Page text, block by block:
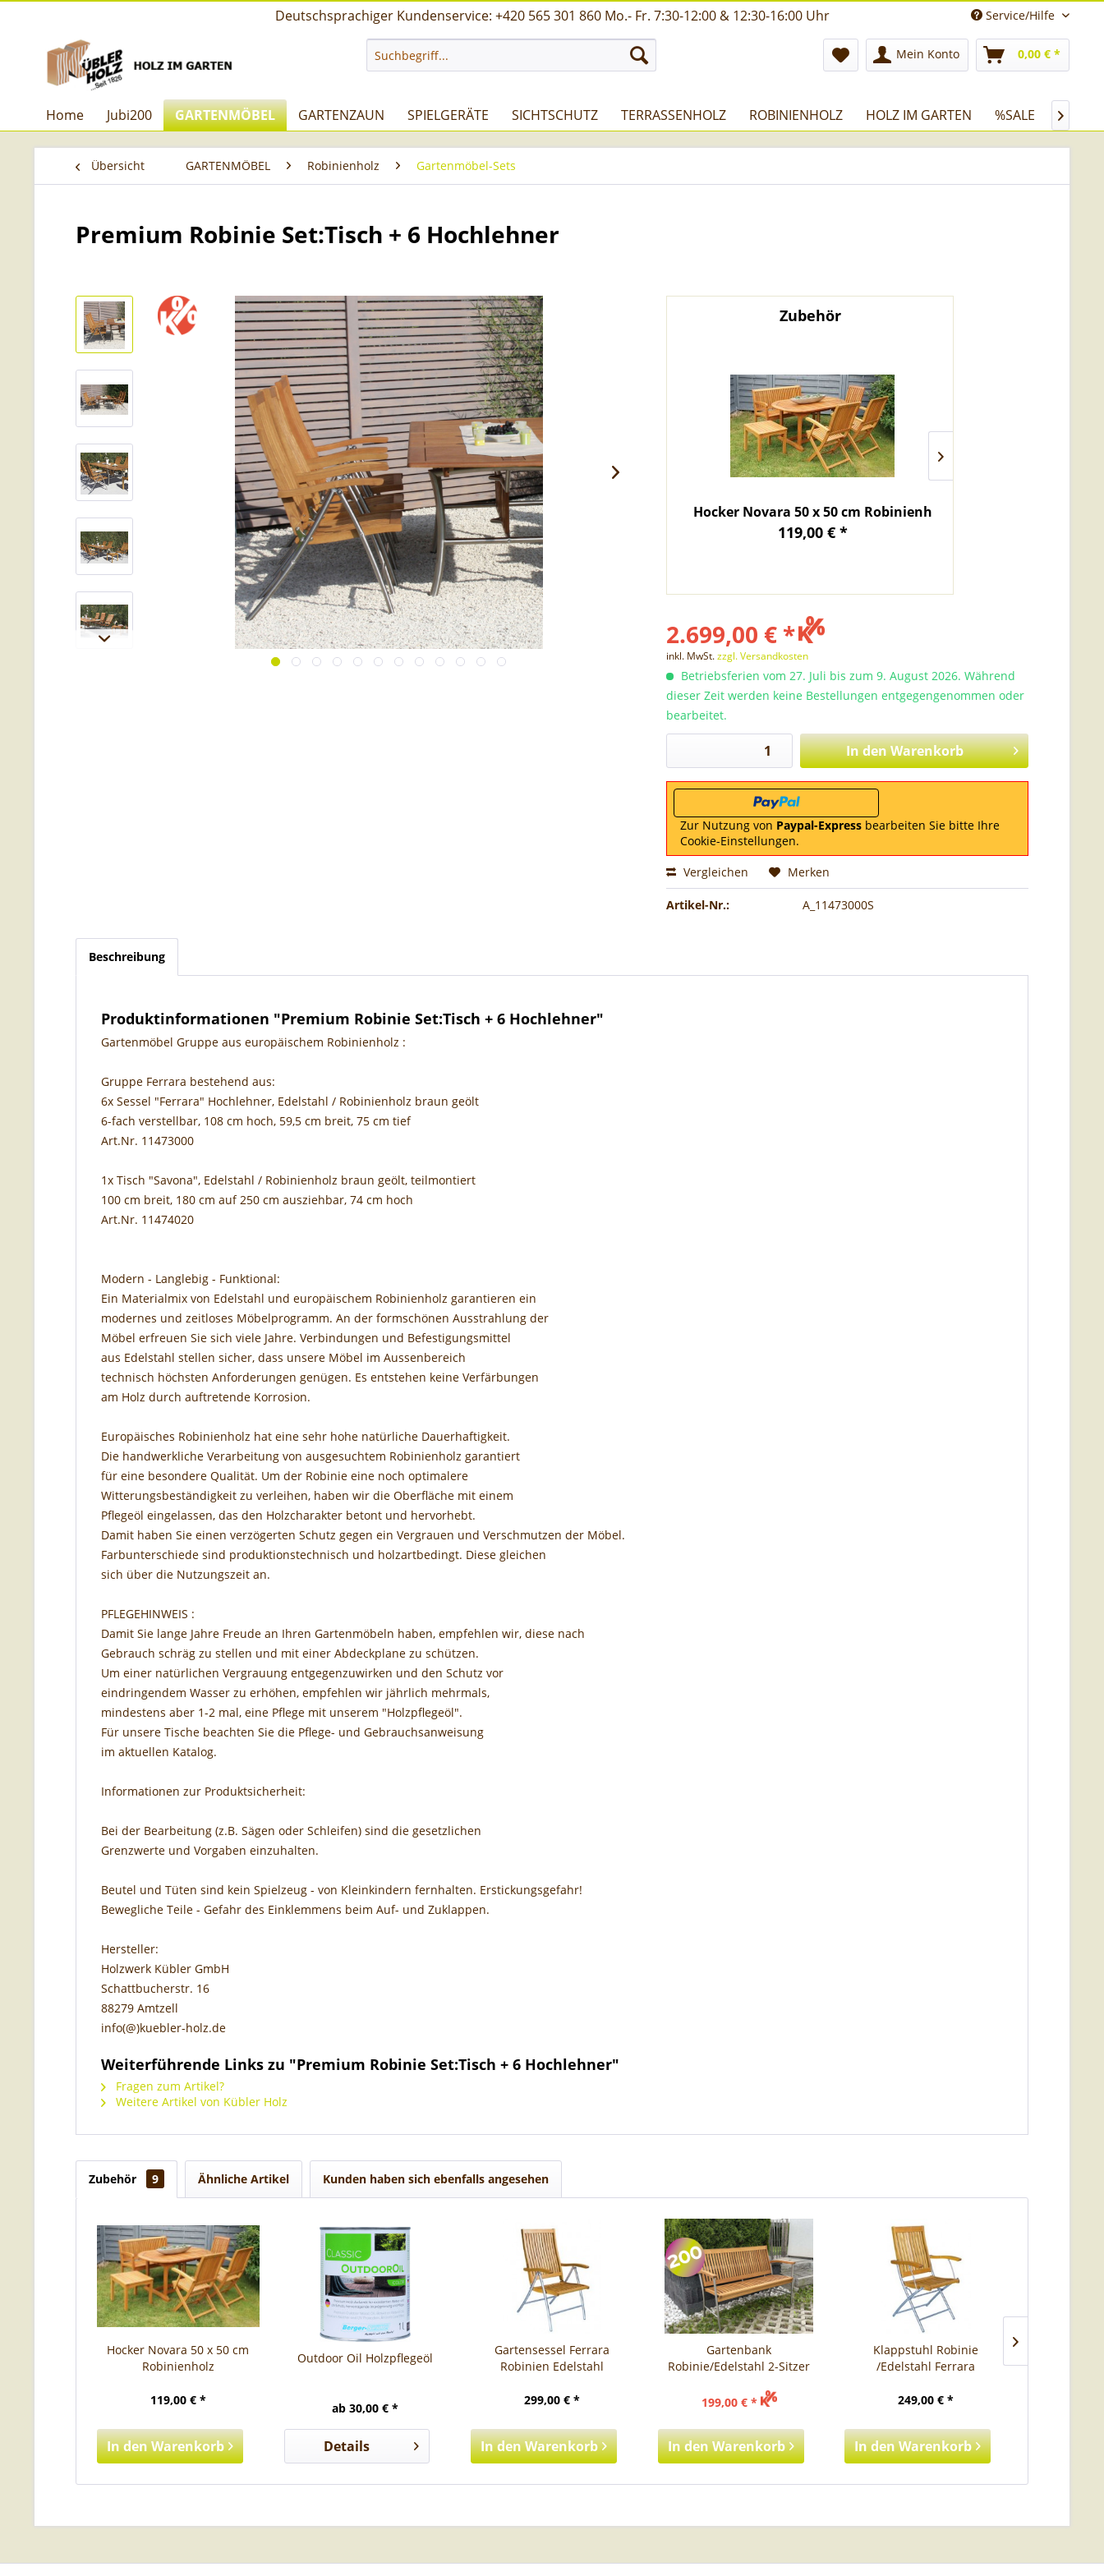
Deutschsprachiger Kundenservice: +420 565 301 860 Mo.- Fr. 7:30-12:00 & 12:30-16:00 Uhr Service/Hilfe
Mein Konto 0,00 € *
Home Jubi200 GARTENMÖBEL GARTENZAUN SPIELGERÄTE SICHTSCHUTZ TERRASSENHOLZ ROBINIENHOLZ HOLZ IM GARTEN %SALE 
Übersicht GARTENMÖBEL Robinienholz Gartenmöbel-Sets
Premium Robinie Set:Tisch + 6 Hochlehner
Zubehör
Hocker Novara 50 x 50 cm Robinienholz
119,00 € *
2.699,00 € *
inkl. MwSt.zzgl. Versandkosten
Betriebsferien vom 27. Juli bis zum 9. August 2026. Während
dieser Zeit werden keine Bestellungen entgegengenommen oder
bearbeitet.
In denWarenkorb
Zur Nutzung von Paypal-Express bearbeiten Sie bitte Ihre
Cookie-Einstellungen.
Vergleichen
Merken
Artikel-Nr.: A_11473000S
Beschreibung
Produktinformationen "Premium Robinie Set:Tisch + 6 Hochlehner"
Gartenmöbel Gruppe aus europäischem Robinienholz :
Gruppe Ferrara bestehend aus:
6x Sessel "Ferrara" Hochlehner, Edelstahl / Robinienholz braun geölt
6-fach verstellbar, 108 cm hoch, 59,5 cm breit, 75 cm tief
Art.Nr. 11473000
1x Tisch "Savona", Edelstahl / Robinienholz braun geölt, teilmontiert
100 cm breit, 180 cm auf 250 cm ausziehbar, 74 cm hoch
Art.Nr. 11474020
Modern - Langlebig - Funktional:
Ein Materialmix von Edelstahl und europäischem Robinienholz garantieren ein
modernes und zeitloses Möbelprogramm. An der formschönen Ausstrahlung der
Möbel erfreuen Sie sich viele Jahre. Verbindungen und Befestigungsmittel
aus Edelstahl stellen sicher, dass unsere Möbel im Aussenbereich
technisch höchsten Anforderungen genügen. Es entstehen keine Verfärbungen
am Holz durch auftretende Korrosion.
Europäisches Robinienholz hat eine sehr hohe natürliche Dauerhaftigkeit.
Die handwerkliche Verarbeitung von ausgesuchtem Robinienholz garantiert
für eine besondere Qualität. Um der Robinie eine noch optimalere
Witterungsbeständigkeit zu verleihen, haben wir die Oberfläche mit einem
Pflegeöl eingelassen, das den Holzcharakter betont und hervorhebt.
Damit haben Sie einen verzögerten Schutz gegen ein Vergrauen und Verschmutzen der Möbel.
Farbunterschiede sind produktionstechnisch und holzartbedingt. Diese gleichen
sich über die Nutzungszeit an.
PFLEGEHINWEIS :
Damit Sie lange Jahre Freude an Ihren Gartenmöbeln haben, empfehlen wir, diese nach
Gebrauch schräg zu stellen und mit einer Abdeckplane zu schützen.
Um einer natürlichen Vergrauung entgegenzuwirken und den Schutz vor
eindringendem Wasser zu erhöhen, empfehlen wir jährlich mehrmals,
mindestens aber 1-2 mal, eine Pflege mit unserem "Holzpflegeöl".
Für unsere Tische beachten Sie die Pflege- und Gebrauchsanweisung
im aktuellen Katalog.
Informationen zur Produktsicherheit:
Bei der Bearbeitung (z.B. Sägen oder Schleifen) sind die gesetzlichen
Grenzwerte und Vorgaben einzuhalten.
Beutel und Tüten sind kein Spielzeug - von Kleinkindern fernhalten. Erstickungsgefahr!
Bewegliche Teile - Gefahr des Einklemmens beim Auf- und Zuklappen.
Hersteller:
Holzwerk Kübler GmbH
Schattbucherstr. 16
88279 Amtzell
info(@)kuebler-holz.de
Weiterführende Links zu "Premium Robinie Set:Tisch + 6 Hochlehner"
Fragen zum Artikel?
Weitere Artikel von Kübler Holz
Zubehör 9 Ähnliche Artikel Kunden haben sich ebenfalls angesehen
Hocker Novara 50 x 50 cm
Robinienholz
119,00 € *
In denWarenkorb
Outdoor Oil Holzpflegeöl
ab 30,00 € *
Details
Gartensessel Ferrara
Robinien Edelstahl
299,00 € *
In denWarenkorb
Gartenbank
Robinie/Edelstahl 2-Sitzer
199,00 € *
In denWarenkorb
Klappstuhl Robinie
/Edelstahl Ferrara
249,00 € *
In denWarenkorb